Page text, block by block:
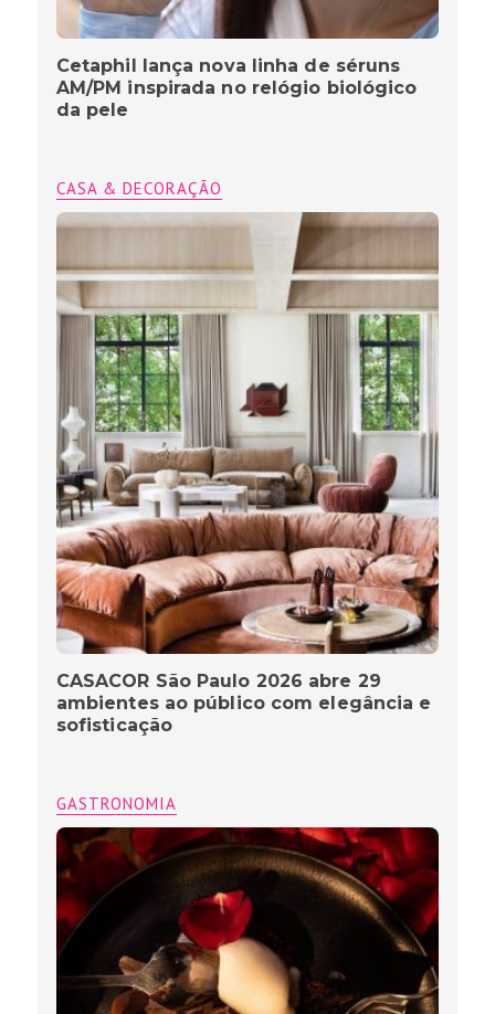
Cetaphil lança nova linha de séruns
AM/PM inspirada no relógio biológico
da pele
CASA & DECORAÇÃO
CASACOR São Paulo 2026 abre 29
ambientes ao público com elegância e
sofisticação
GASTRONOMIA